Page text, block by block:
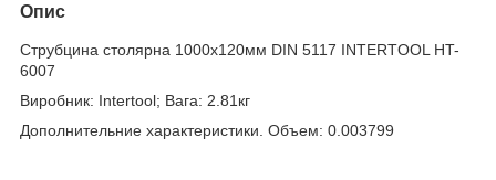
Опис
Струбцина столярна 1000х120мм DIN 5117 INTERTOOL HT-
6007
Виробник: Intertool; Вага: 2.81кг
Дополнительние характеристики. Объем: 0.003799